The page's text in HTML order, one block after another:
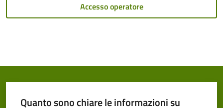
gli
Accesso operatore
Quanto sono chiare le informazioni su